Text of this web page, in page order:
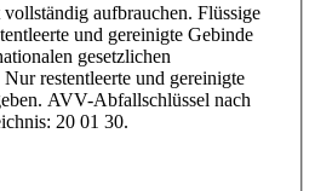
aufbrauchen. Flüssige
und gereinigte Gebinde
gesetzlichen
restentleerte und gereinigte
AVV-Abfallschlüssel nach
20 01 30.